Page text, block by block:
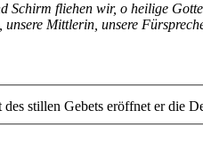
Schirm fliehen wir, o heilige
Mittlerin, unsere
stillen Gebets eröffnet er die